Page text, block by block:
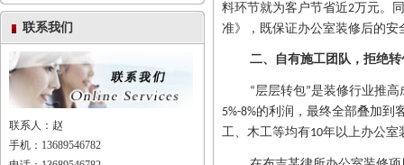
联系我们
联系人：赵
手机：13689546782
料环节就为客户节省近2万元。
准》，既保证办公室装修后的
二、自有施工团队，拒绝转
“层层转包”是装修行业推高
5%-8%的利润，最终全部叠加到
工、木工等均有10年以上办公室